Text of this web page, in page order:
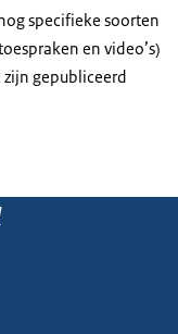
specifieke soorten
en video’s)
gepubliceerd